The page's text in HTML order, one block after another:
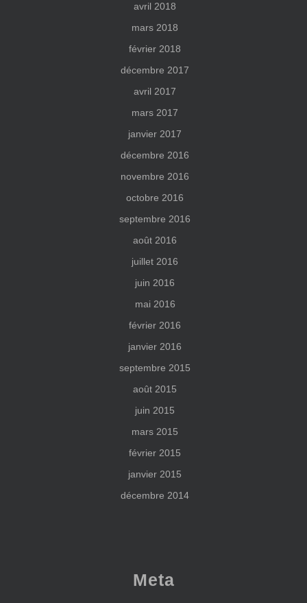
avril 2018
mars 2018
février 2018
décembre 2017
avril 2017
mars 2017
janvier 2017
décembre 2016
novembre 2016
octobre 2016
septembre 2016
août 2016
juillet 2016
juin 2016
mai 2016
février 2016
janvier 2016
septembre 2015
août 2015
juin 2015
mars 2015
février 2015
janvier 2015
décembre 2014
Meta